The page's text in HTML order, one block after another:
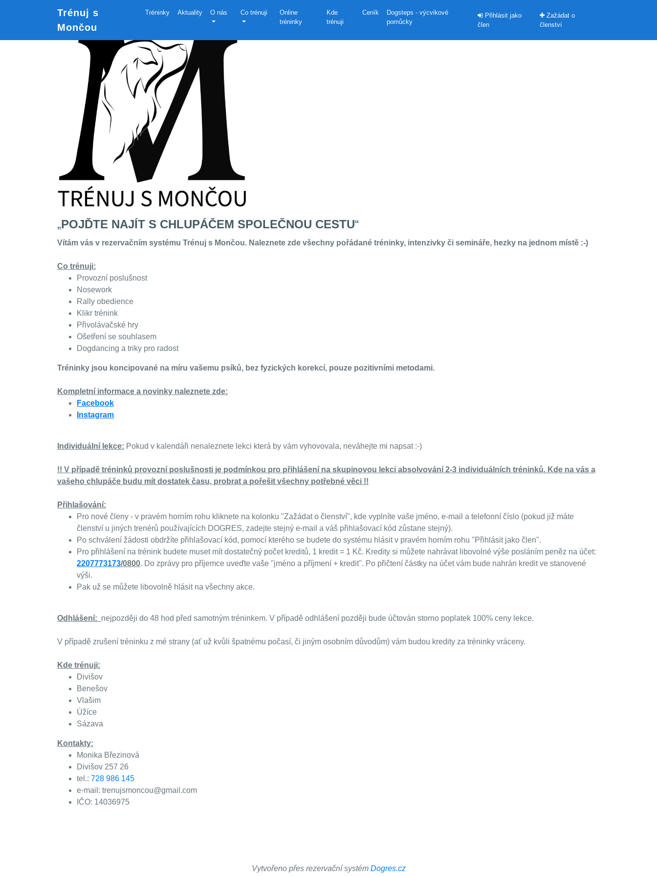
Trénuj s
Mončou
Tréninky Aktuality O nás Co trénuji
Online
tréninky
Kde
trénuji
Ceník
Dogsteps - výcvikové
pomůcky
Přihlásit jako
člen
Zažádat o
členství
„POJĎTE NAJÍT S CHLUPÁČEM SPOLEČNOU CESTU“
Vítám vás v rezervačním systému Trénuj s Mončou. Naleznete zde všechny pořádané tréninky, intenzivky či semináře, hezky na jednom místě :-)
Co trénuji:
Provozní poslušnost
Nosework
Rally obedience
Klikr trénink
Přivolávačské hry
Ošetření se souhlasem
Dogdancing a triky pro radost
Tréninky jsou koncipované na míru vašemu psíků, bez fyzických korekcí, pouze pozitivními metodami.
Kompletní informace a novinky naleznete zde:
Facebook
Instagram
Individuální lekce: Pokud v kalendáři nenaleznete lekci která by vám vyhovovala, neváhejte mi napsat :-)
!! V případě tréninků provozní poslušnosti je podmínkou pro přihlášení na skupinovou lekci absolvování 2-3 individuálních tréninků. Kde na vás a
vašeho chlupáče budu mít dostatek času, probrat a pořešit všechny potřebné věci !!
Přihlašování:
Pro nové členy - v pravém horním rohu kliknete na kolonku "Zažádat o členství", kde vyplníte vaše jméno, e-mail a telefonní číslo (pokud již máte
členství u jiných trenérů používajících DOGRES, zadejte stejný e-mail a váš přihlašovací kód zůstane stejný).
Po schválení žádosti obdržíte přihlašovací kód, pomocí kterého se budete do systému hlásit v pravém horním rohu "Přihlásit jako člen".
Pro přihlášení na trénink budete muset mít dostatečný počet kreditů, 1 kredit = 1 Kč. Kredity si můžete nahrávat libovolné výše posláním peněz na účet:
2207773173/0800. Do zprávy pro příjemce uveďte vaše "jméno a příjmení + kredit". Po přičtení částky na účet vám bude nahrán kredit ve stanovené
výši.
Pak už se můžete libovolně hlásit na všechny akce.
Odhlášení: nejpozději do 48 hod před samotným tréninkem. V případě odhlášení později bude účtován storno poplatek 100% ceny lekce.
V případě zrušení tréninku z mé strany (ať už kvůli špatnému počasí, či jiným osobním důvodům) vám budou kredity za tréninky vráceny.
Kde trénuji:
Divišov
Benešov
Vlašim
Úžíce
Sázava
Kontakty:
Monika Březinová
Divišov 257 26
tel.: 728 986 145
e-mail: trenujsmoncou@gmail.com
IČO: 14036975
Vytvořeno přes rezervační systém Dogres.cz